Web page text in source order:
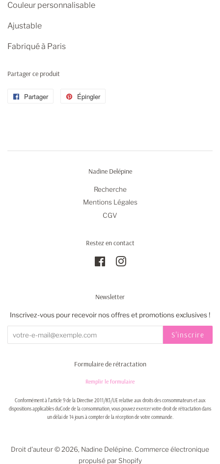
Couleur personnalisable
Ajustable
Fabriqué à Paris
Partager ce produit
Partager
Partager Épingler
Nadine Delépine
Recherche
Mentions Légales
CGV
Restez en contact
FacebookInstagram
Newsletter
Inscrivez-vous pour recevoir nos offres et promotions exclusives !
S'inscrire
Formulaire de rétractation
Remplir le formulaire
Conformément à l'article 9 de la Directive 2011/83/UE relative aux droits des consommateurs et aux
dispositions applicables duCode de la consommation, vous pouvez exercer votre droit de rétractation dans
un délai de 14 jours à compter de la réception de votre commande.
Droit d'auteur © 2026, Nadine Delépine. Commerce électronique
propulsé par Shopify